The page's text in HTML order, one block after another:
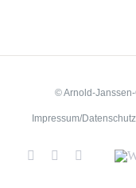
© Arnold-Janssen-
Impressum/Datenschutz
YouTubeFacebookInstagram